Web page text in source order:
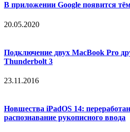
В приложении Google появится
20.05.2020
Подключение двух MacBook Pro
Thunderbolt 3
23.11.2016
Новшества iPadOS 14:
распознавание рукописного ввода